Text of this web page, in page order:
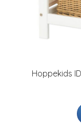
Hoppekids